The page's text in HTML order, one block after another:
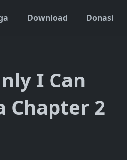
Download Donasi
I Can
Chapter 2